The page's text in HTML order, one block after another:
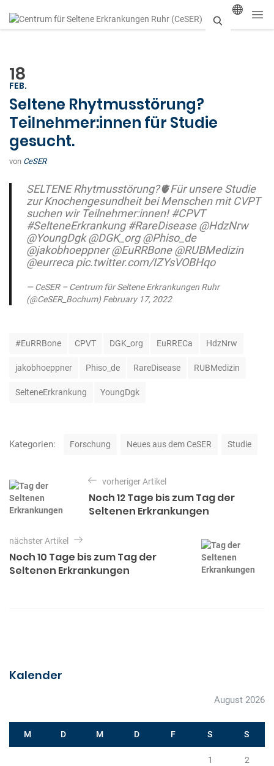
18
FEB.
Seltene Rhytmusstörung?
Teilnehmer:innen für Studie
gesucht.
von CeSER
SELTENE Rhytmusstörung?🫀Für unsere Studie
zur Knochengesundheit bei Menschen mit CVPT
suchen wir Teilnehmer:innen!#CPVT
#SelteneErkrankung #RareDisease @HdzNrw
@YoungDgk @DGK_org @Phiso_de
@jakobhoeppner @EuRRBone @RUBMedizin
@eurreca pic.twitter.com/IZYsVOBHqo
— CeSER – Centrum für Seltene Erkrankungen Ruhr
(@CeSER_Bochum)February 17, 2022
t
#EuRRBone CPVT DGK_org EuRRECa HdzNrw
jakobhoeppner Phiso_de RareDisease RUBMedizin
SelteneErkrankung YoungDgk
Kategorien:
e
Forschung Neues aus dem CeSER Studie
e
i
r
a
i
t
i
vorheriger Artikel
Noch 12 Tage bis zum Tag der
Seltenen Erkrankungen
nächster Artikel
Noch 10 Tage bis zum Tag der
Seltenen Erkrankungen
Kalender
August 2026
M D M D F S S
1 2